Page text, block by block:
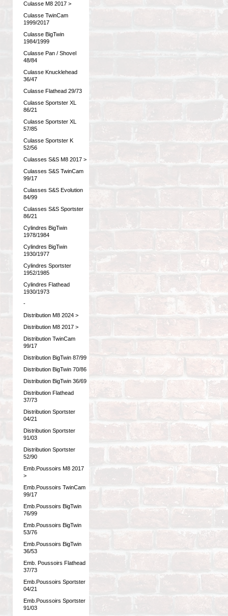
Culasse M8 2017 >
Culasse TwinCam
1999/2017
Culasse BigTwin
1984/1999
Culasse Pan / Shovel
48/84
Culasse Knucklehead
36/47
Culasse Flathead 29/73
Culasse Sportster XL
86/21
Culasse Sportster XL
57/85
Culasse Sportster K
52/56
Culasses S&S M8 2017 >
Culasses S&S TwinCam
99/17
Culasses S&S Evolution
84/99
Culasses S&S Sportster
86/21
Cylindres BigTwin
1978/1984
Cylindres BigTwin
1930/1977
Cylindres Sportster
1952/1985
Cylindres Flathead
1930/1973
-
Distribution M8 2024 >
Distribution M8 2017 >
Distribution TwinCam
99/17
Distribution BigTwin 87/99
Distribution BigTwin 70/86
Distribution BigTwin 36/69
Distribution Flathead
37/73
Distribution Sportster
04/21
Distribution Sportster
91/03
Distribution Sportster
52/90
Emb.Poussoirs M8 2017
>
Emb.Poussoirs TwinCam
99/17
Emb.Poussoirs BigTwin
76/99
Emb.Poussoirs BigTwin
53/76
Emb.Poussoirs BigTwin
36/53
Emb. Poussoirs Flathead
37/73
Emb.Poussoirs Sportster
04/21
Emb.Poussoirs Sportster
91/03